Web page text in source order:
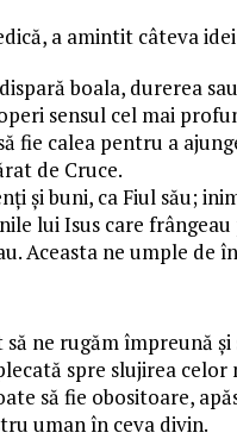
a amintit câteva
boala, durerea
sensul cel mai
fie calea pentru a
de Cruce.
și buni, ca Fiul său;
lui Isus care
Aceasta ne umple de
ne rugăm împreună
spre slujirea
să fie obositoare,
uman în ceva divin.